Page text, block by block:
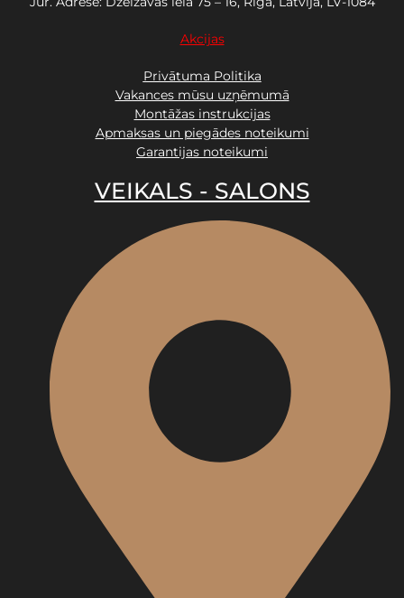
Akcijas
Privātuma Politika
Vakances mūsu uzņēmumā
Montāžas instrukcijas
Apmaksas un piegādes noteikumi
Garantijas noteikumi
VEIKALS - SALONS